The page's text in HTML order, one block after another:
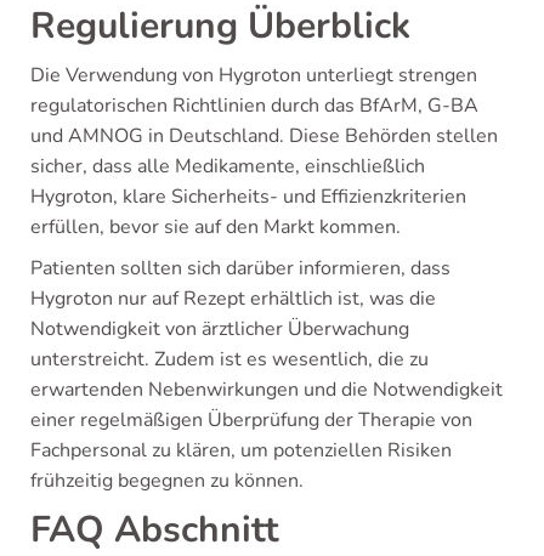
Regulierung Überblick
Die Verwendung von Hygroton unterliegt strengen
regulatorischen Richtlinien durch das BfArM, G-BA
und AMNOG in Deutschland. Diese Behörden stellen
sicher, dass alle Medikamente, einschließlich
Hygroton, klare Sicherheits- und Effizienzkriterien
erfüllen, bevor sie auf den Markt kommen.
Patienten sollten sich darüber informieren, dass
Hygroton nur auf Rezept erhältlich ist, was die
Notwendigkeit von ärztlicher Überwachung
unterstreicht. Zudem ist es wesentlich, die zu
erwartenden Nebenwirkungen und die Notwendigkeit
einer regelmäßigen Überprüfung der Therapie von
Fachpersonal zu klären, um potenziellen Risiken
frühzeitig begegnen zu können.
FAQ Abschnitt